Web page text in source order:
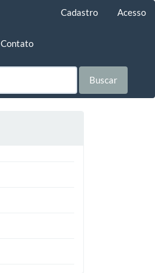
Cadastro Acesso
Contato
Buscar